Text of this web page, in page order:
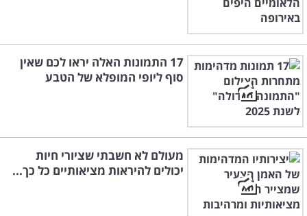
17 התמונות האלה יראו לכם שאין
סוף ליופי המופלא של הטבע
מעולם לא חשבתי שציורי חיות
יכולים להיראות מציאותיים כל כך...